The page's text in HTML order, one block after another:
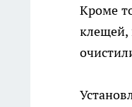
Кроме
клещей,